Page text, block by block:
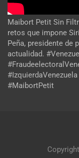
Maibort Petit Sin
retos que impone
Peña, presidente de
actualidad.
#MaibortPetit